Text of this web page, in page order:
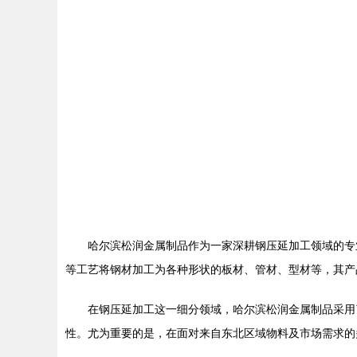
哈尔滨松润金属制品作为一家深耕钢压延加工领域的
等工艺将钢材加工为各种形状的板材、管材、型材等，其
在钢压延加工这一细分领域，哈尔滨松润金属制品采
性。尤为重要的是，在面对来自东北区域物料及市场需求